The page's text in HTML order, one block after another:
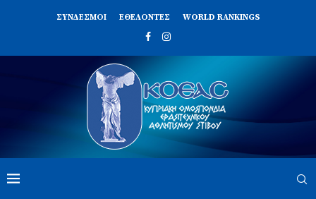
ΣΥΝΔΈΣΜΟΙ ΕΘΕΛΟΝΤΈΣ WORLD RANKINGS